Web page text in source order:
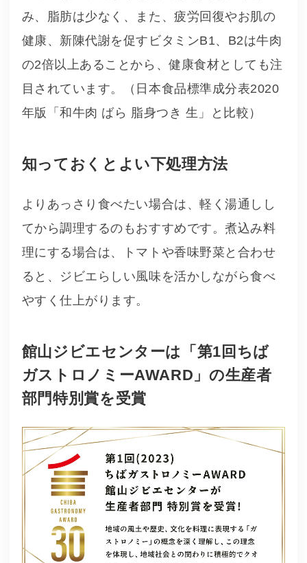
み、脂肪は少なく、また、疲労回復やお肌の
健康、新陳代謝を促すビタミンB1、B2は牛肉
の2倍以上あることから、健康食材としても注
目されています。（日本食品標準成分表2020
年版「和牛肉 ばら 脂身つき 生」と比較）
知っておくとよい下処理方法
よりあっさり食べたい場合は、軽く湯通しし
てから調理するのもおすすめです。煮込み料
理にする場合は、トマトや香味野菜と合わせ
ると、ジビエらしい風味を活かしながら食べ
やすく仕上がります。
館山ジビエセンターは「第1回ちば
ガストロノミーAWARD」の生産者
部門特別賞を受賞